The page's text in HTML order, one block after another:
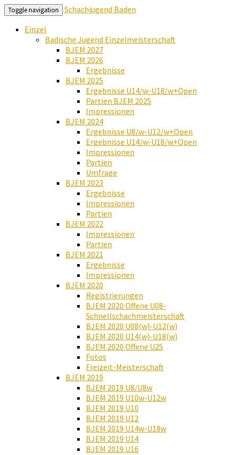
Toggle navigation
Schachjugend Baden
Einzel
Badische Jugend Einzelmeisterschaft
BJEM 2027
BJEM 2026
Ergebnisse
BJEM 2025
Ergebnisse U14/w-U18/w+Open
Partien BJEM 2025
Impressionen
BJEM 2024
Ergebnisse U8/w-U12/w+Open
Ergebnisse U14/w-U18/w+Open
Impressionen
Partien
Umfrage
BJEM 2023
Ergebnisse
Impressionen
Partien
BJEM 2022
Impressionen
Partien
BJEM 2021
Ergebnisse
Impressionen
BJEM 2020
Registrierungen
BJEM 2020 Offene U08-
Schnellschachmeisterschaft
BJEM 2020 U08(w)-U12(w)
BJEM 2020 U14(w)-U18(w)
BJEM 2020 Offene U25
Fotos
Freizeit-Meisterschaft
BJEM 2019
BJEM 2019 U8/U8w
BJEM 2019 U10w-U12w
BJEM 2019 U10
BJEM 2019 U12
BJEM 2019 U14w-U18w
BJEM 2019 U14
BJEM 2019 U16